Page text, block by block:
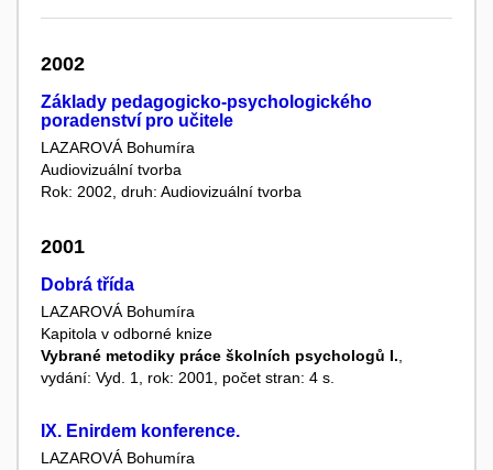
2002
Základy pedagogicko-psychologického
poradenství pro učitele
LAZAROVÁ Bohumíra
Audiovizuální tvorba
Rok: 2002, druh: Audiovizuální tvorba
2001
Dobrá třída
LAZAROVÁ Bohumíra
Kapitola v odborné knize
Vybrané metodiky práce školních psychologů I.
vydání: Vyd. 1, rok: 2001, počet stran: 4 s.
IX. Enirdem konference.
LAZAROVÁ Bohumíra